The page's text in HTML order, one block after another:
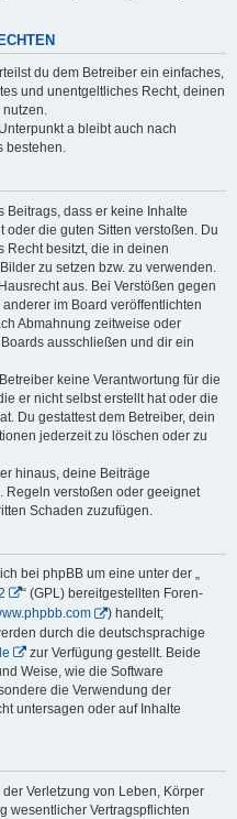
du dem Betreiber ein einfaches,
und unentgeltliches Recht, deinen
nutzen.
a bleibt auch nach
bestehen.
Beitrags, dass er keine Inhalte
die guten Sitten verstoßen. Du
Recht besitzt, die in deinen
zu setzen bzw. zu verwenden.
aus. Bei Verstößen gegen
im Board veröffentlichten
Abmahnung zeitweise oder
ausschließen und dir ein
keine Verantwortung für die
er nicht selbst erstellt hat oder die
Du gestattest dem Betreiber, dein
jederzeit zu löschen oder zu
hinaus, deine Beiträge
Regeln verstoßen oder geeignet
Schaden zuzufügen.
bei phpBB um eine unter der „
“ (GPL) bereitgestellten Foren-
) handelt;
durch die deutschsprachige
zur Verfügung gestellt. Beide
Weise, wie die Software
die Verwendung der
untersagen oder auf Inhalte
Verletzung von Leben, Körper
wesentlicher Vertragspflichten